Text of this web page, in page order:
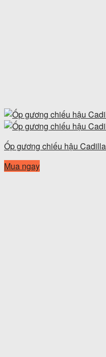
Ốp gương chiếu hậu
Mua ngay